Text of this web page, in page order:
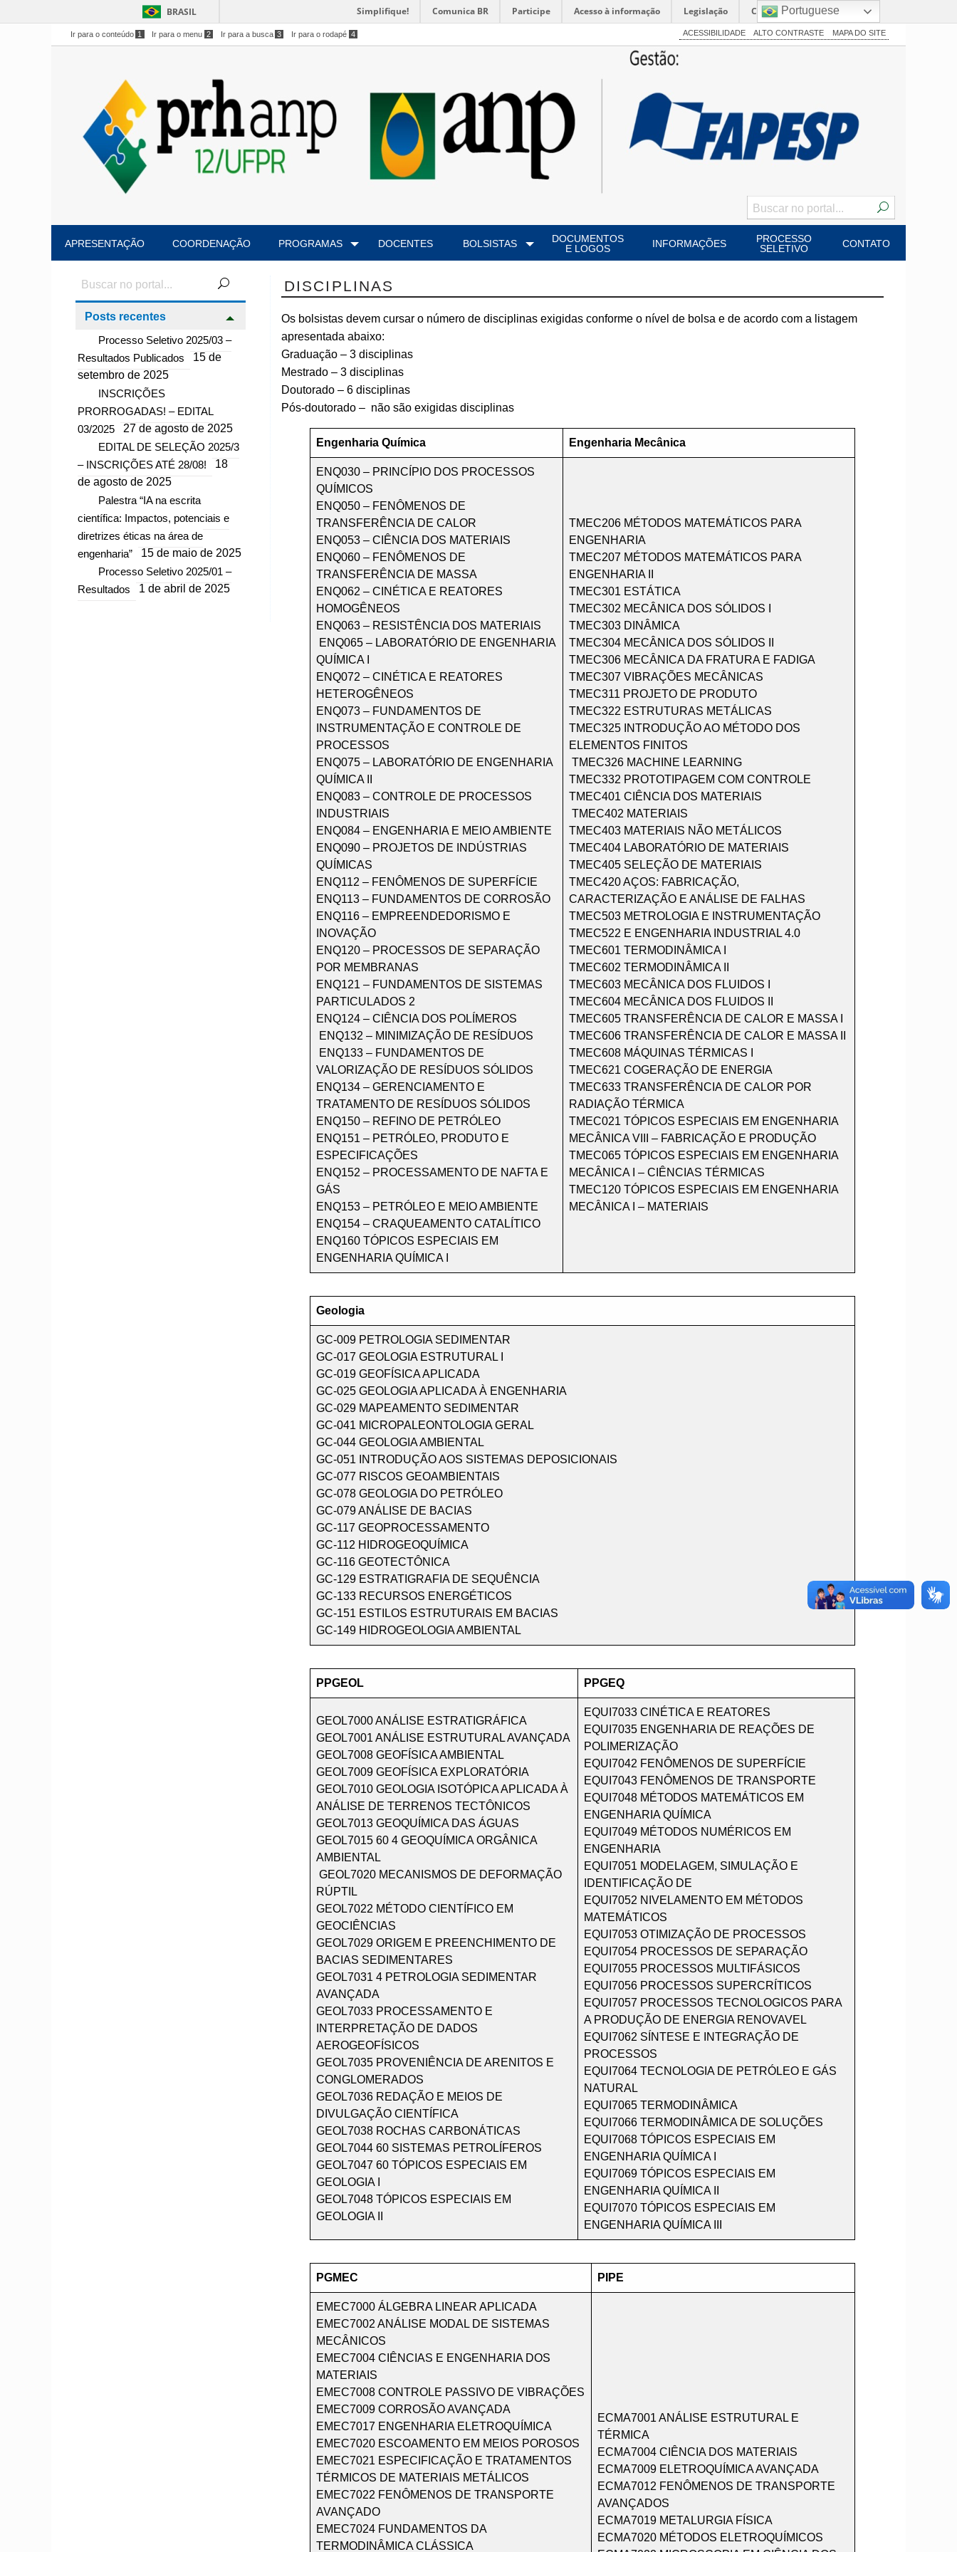
BRASIL Simplifique! Comunica BR Participe Acesso à informação Legislação Canais
Ir para o conteúdo 1 Ir para o menu 2 Ir para a busca 3 Ir para o rodapé 4 ACESSIBILIDADE ALTO CONTRASTE MAPA DO SITE
APRESENTAÇÃO COORDENAÇÃO PROGRAMAS DOCENTES BOLSISTAS
DOCUMENTOS
E LOGOS
INFORMAÇÕES
PROCESSO
SELETIVO
CONTATO
Posts recentes
Processo Seletivo 2025/03 –
Resultados Publicados
15 de
setembro de 2025
INSCRIÇÕES
PRORROGADAS! – EDITAL
03/2025
27 de agosto de 2025
EDITAL DE SELEÇÃO 2025/3
– INSCRIÇÕES ATÉ 28/08!
18
de agosto de 2025
Palestra “IA na escrita
científica: Impactos, potenciais e
diretrizes éticas na área de
engenharia”
15 de maio de 2025
Processo Seletivo 2025/01 –
Resultados
1 de abril de 2025
DISCIPLINAS
Os bolsistas devem cursar o número de disciplinas exigidas conforme o nível de bolsa e de acordo com a listagem
apresentada abaixo:
Graduação – 3 disciplinas
Mestrado – 3 disciplinas
Doutorado – 6 disciplinas
Pós-doutorado – não são exigidas disciplinas
Engenharia Química Engenharia Mecânica
ENQ030 – PRINCÍPIO DOS PROCESSOS
QUÍMICOS
ENQ050 – FENÔMENOS DE
TRANSFERÊNCIA DE CALOR
ENQ053 – CIÊNCIA DOS MATERIAIS
ENQ060 – FENÔMENOS DE
TRANSFERÊNCIA DE MASSA
ENQ062 – CINÉTICA E REATORES
HOMOGÊNEOS
ENQ063 – RESISTÊNCIA DOS MATERIAIS
ENQ065 – LABORATÓRIO DE ENGENHARIA
QUÍMICA I
ENQ072 – CINÉTICA E REATORES
HETEROGÊNEOS
ENQ073 – FUNDAMENTOS DE
INSTRUMENTAÇÃO E CONTROLE DE
PROCESSOS
ENQ075 – LABORATÓRIO DE ENGENHARIA
QUÍMICA II
ENQ083 – CONTROLE DE PROCESSOS
INDUSTRIAIS
ENQ084 – ENGENHARIA E MEIO AMBIENTE
ENQ090 – PROJETOS DE INDÚSTRIAS
QUÍMICAS
ENQ112 – FENÔMENOS DE SUPERFÍCIE
ENQ113 – FUNDAMENTOS DE CORROSÃO
ENQ116 – EMPREENDEDORISMO E
INOVAÇÃO
ENQ120 – PROCESSOS DE SEPARAÇÃO
POR MEMBRANAS
ENQ121 – FUNDAMENTOS DE SISTEMAS
PARTICULADOS 2
ENQ124 – CIÊNCIA DOS POLÍMEROS
ENQ132 – MINIMIZAÇÃO DE RESÍDUOS
ENQ133 – FUNDAMENTOS DE
VALORIZAÇÃO DE RESÍDUOS SÓLIDOS
ENQ134 – GERENCIAMENTO E
TRATAMENTO DE RESÍDUOS SÓLIDOS
ENQ150 – REFINO DE PETRÓLEO
ENQ151 – PETRÓLEO, PRODUTO E
ESPECIFICAÇÕES
ENQ152 – PROCESSAMENTO DE NAFTA E
GÁS
ENQ153 – PETRÓLEO E MEIO AMBIENTE
ENQ154 – CRAQUEAMENTO CATALÍTICO
ENQ160 TÓPICOS ESPECIAIS EM
ENGENHARIA QUÍMICA I
TMEC206 MÉTODOS MATEMÁTICOS PARA
ENGENHARIA
TMEC207 MÉTODOS MATEMÁTICOS PARA
ENGENHARIA II
TMEC301 ESTÁTICA
TMEC302 MECÂNICA DOS SÓLIDOS I
TMEC303 DINÂMICA
TMEC304 MECÂNICA DOS SÓLIDOS II
TMEC306 MECÂNICA DA FRATURA E FADIGA
TMEC307 VIBRAÇÕES MECÂNICAS
TMEC311 PROJETO DE PRODUTO
TMEC322 ESTRUTURAS METÁLICAS
TMEC325 INTRODUÇÃO AO MÉTODO DOS
ELEMENTOS FINITOS
TMEC326 MACHINE LEARNING
TMEC332 PROTOTIPAGEM COM CONTROLE
TMEC401 CIÊNCIA DOS MATERIAIS
TMEC402 MATERIAIS
TMEC403 MATERIAIS NÃO METÁLICOS
TMEC404 LABORATÓRIO DE MATERIAIS
TMEC405 SELEÇÃO DE MATERIAIS
TMEC420 AÇOS: FABRICAÇÃO,
CARACTERIZAÇÃO E ANÁLISE DE FALHAS
TMEC503 METROLOGIA E INSTRUMENTAÇÃO
TMEC522 E ENGENHARIA INDUSTRIAL 4.0
TMEC601 TERMODINÂMICA I
TMEC602 TERMODINÂMICA II
TMEC603 MECÂNICA DOS FLUIDOS I
TMEC604 MECÂNICA DOS FLUIDOS II
TMEC605 TRANSFERÊNCIA DE CALOR E MASSA I
TMEC606 TRANSFERÊNCIA DE CALOR E MASSA II
TMEC608 MÁQUINAS TÉRMICAS I
TMEC621 COGERAÇÃO DE ENERGIA
TMEC633 TRANSFERÊNCIA DE CALOR POR
RADIAÇÃO TÉRMICA
TMEC021 TÓPICOS ESPECIAIS EM ENGENHARIA
MECÂNICA VIII – FABRICAÇÃO E PRODUÇÃO
TMEC065 TÓPICOS ESPECIAIS EM ENGENHARIA
MECÂNICA I – CIÊNCIAS TÉRMICAS
TMEC120 TÓPICOS ESPECIAIS EM ENGENHARIA
MECÂNICA I – MATERIAIS
Geologia
GC-009 PETROLOGIA SEDIMENTAR
GC-017 GEOLOGIA ESTRUTURAL I
GC-019 GEOFÍSICA APLICADA
GC-025 GEOLOGIA APLICADA À ENGENHARIA
GC-029 MAPEAMENTO SEDIMENTAR
GC-041 MICROPALEONTOLOGIA GERAL
GC-044 GEOLOGIA AMBIENTAL
GC-051 INTRODUÇÃO AOS SISTEMAS DEPOSICIONAIS
GC-077 RISCOS GEOAMBIENTAIS
GC-078 GEOLOGIA DO PETRÓLEO
GC-079 ANÁLISE DE BACIAS
GC-117 GEOPROCESSAMENTO
GC-112 HIDROGEOQUÍMICA
GC-116 GEOTECTÔNICA
GC-129 ESTRATIGRAFIA DE SEQUÊNCIA
GC-133 RECURSOS ENERGÉTICOS
GC-151 ESTILOS ESTRUTURAIS EM BACIAS
GC-149 HIDROGEOLOGIA AMBIENTAL
PPGEOL PPGEQ
GEOL7000 ANÁLISE ESTRATIGRÁFICA
GEOL7001 ANÁLISE ESTRUTURAL AVANÇADA
GEOL7008 GEOFÍSICA AMBIENTAL
GEOL7009 GEOFÍSICA EXPLORATÓRIA
GEOL7010 GEOLOGIA ISOTÓPICA APLICADA À
ANÁLISE DE TERRENOS TECTÔNICOS
GEOL7013 GEOQUÍMICA DAS ÁGUAS
GEOL7015 60 4 GEOQUÍMICA ORGÂNICA
AMBIENTAL
GEOL7020 MECANISMOS DE DEFORMAÇÃO
RÚPTIL
GEOL7022 MÉTODO CIENTÍFICO EM
GEOCIÊNCIAS
GEOL7029 ORIGEM E PREENCHIMENTO DE
BACIAS SEDIMENTARES
GEOL7031 4 PETROLOGIA SEDIMENTAR
AVANÇADA
GEOL7033 PROCESSAMENTO E
INTERPRETAÇÃO DE DADOS
AEROGEOFÍSICOS
GEOL7035 PROVENIÊNCIA DE ARENITOS E
CONGLOMERADOS
GEOL7036 REDAÇÃO E MEIOS DE
DIVULGAÇÃO CIENTÍFICA
GEOL7038 ROCHAS CARBONÁTICAS
GEOL7044 60 SISTEMAS PETROLÍFEROS
GEOL7047 60 TÓPICOS ESPECIAIS EM
GEOLOGIA I
GEOL7048 TÓPICOS ESPECIAIS EM
GEOLOGIA II
EQUI7033 CINÉTICA E REATORES
EQUI7035 ENGENHARIA DE REAÇÕES DE
POLIMERIZAÇÃO
EQUI7042 FENÔMENOS DE SUPERFÍCIE
EQUI7043 FENÔMENOS DE TRANSPORTE
EQUI7048 MÉTODOS MATEMÁTICOS EM
ENGENHARIA QUÍMICA
EQUI7049 MÉTODOS NUMÉRICOS EM
ENGENHARIA
EQUI7051 MODELAGEM, SIMULAÇÃO E
IDENTIFICAÇÃO DE
EQUI7052 NIVELAMENTO EM MÉTODOS
MATEMÁTICOS
EQUI7053 OTIMIZAÇÃO DE PROCESSOS
EQUI7054 PROCESSOS DE SEPARAÇÃO
EQUI7055 PROCESSOS MULTIFÁSICOS
EQUI7056 PROCESSOS SUPERCRÍTICOS
EQUI7057 PROCESSOS TECNOLOGICOS PARA
A PRODUÇÃO DE ENERGIA RENOVAVEL
EQUI7062 SÍNTESE E INTEGRAÇÃO DE
PROCESSOS
EQUI7064 TECNOLOGIA DE PETRÓLEO E GÁS
NATURAL
EQUI7065 TERMODINÂMICA
EQUI7066 TERMODINÂMICA DE SOLUÇÕES
EQUI7068 TÓPICOS ESPECIAIS EM
ENGENHARIA QUÍMICA I
EQUI7069 TÓPICOS ESPECIAIS EM
ENGENHARIA QUÍMICA II
EQUI7070 TÓPICOS ESPECIAIS EM
ENGENHARIA QUÍMICA III
PGMEC PIPE
EMEC7000 ÁLGEBRA LINEAR APLICADA
EMEC7002 ANÁLISE MODAL DE SISTEMAS
MECÂNICOS
EMEC7004 CIÊNCIAS E ENGENHARIA DOS
MATERIAIS
EMEC7008 CONTROLE PASSIVO DE VIBRAÇÕES
EMEC7009 CORROSÃO AVANÇADA
EMEC7017 ENGENHARIA ELETROQUÍMICA
EMEC7020 ESCOAMENTO EM MEIOS POROSOS
EMEC7021 ESPECIFICAÇÃO E TRATAMENTOS
TÉRMICOS DE MATERIAIS METÁLICOS
EMEC7022 FENÔMENOS DE TRANSPORTE
AVANÇADO
EMEC7024 FUNDAMENTOS DA
TERMODINÂMICA CLÁSSICA
ECMA7001 ANÁLISE ESTRUTURAL E
TÉRMICA
ECMA7004 CIÊNCIA DOS MATERIAIS
ECMA7009 ELETROQUÍMICA AVANÇADA
ECMA7012 FENÔMENOS DE TRANSPORTE
AVANÇADOS
ECMA7019 METALURGIA FÍSICA
ECMA7020 MÉTODOS ELETROQUÍMICOS
Portuguese